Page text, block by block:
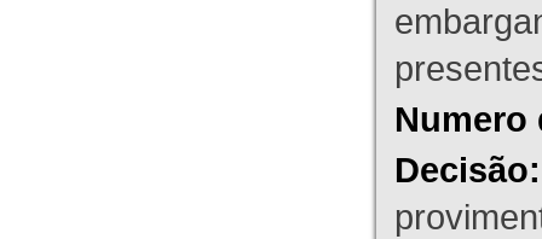
Numero
Decisão: